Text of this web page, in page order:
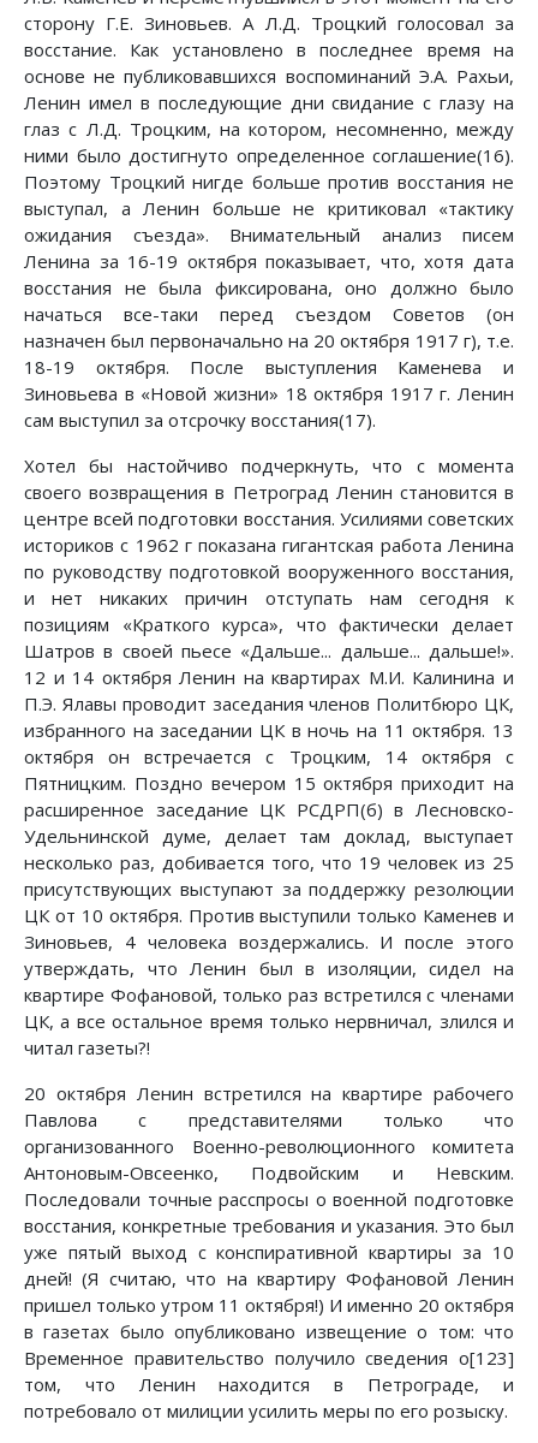
сторону Г.Е. Зиновьев. А Л.Д. Троцкий голосовал за
восстание. Как установлено в последнее время на
основе не публиковавшихся воспоминаний Э.А. Рахьи,
Ленин имел в последующие дни свидание с глазу на
глаз с Л.Д. Троцким, на котором, несомненно, между
ними было достигнуто определенное соглашение(16).
Поэтому Троцкий нигде больше против восстания не
выступал, а Ленин больше не критиковал «тактику
ожидания съезда». Внимательный анализ писем
Ленина за 16-19 октября показывает, что, хотя дата
восстания не была фиксирована, оно должно было
начаться все-таки перед съездом Советов (он
назначен был первоначально на 20 октября 1917 г), т.е.
18-19 октября. После выступления Каменева и
Зиновьева в «Новой жизни» 18 октября 1917 г. Ленин
сам выступил за отсрочку восстания(17).
Хотел бы настойчиво подчеркнуть, что с момента
своего возвращения в Петроград Ленин становится в
центре всей подготовки восстания. Усилиями советских
историков с 1962 г показана гигантская работа Ленина
по руководству подготовкой вооруженного восстания,
и нет никаких причин отступать нам сегодня к
позициям «Краткого курса», что фактически делает
Шатров в своей пьесе «Дальше... дальше... дальше!».
12 и 14 октября Ленин на квартирах М.И. Калинина и
П.Э. Ялавы проводит заседания членов Политбюро ЦК,
избранного на заседании ЦК в ночь на 11 октября. 13
октября он встречается с Троцким, 14 октября с
Пятницким. Поздно вечером 15 октября приходит на
расширенное заседание ЦК РСДРП(б) в Лесновско-
Удельнинской думе, делает там доклад, выступает
несколько раз, добивается того, что 19 человек из 25
присутствующих выступают за поддержку резолюции
ЦК от 10 октября. Против выступили только Каменев и
Зиновьев, 4 человека воздержались. И после этого
утверждать, что Ленин был в изоляции, сидел на
квартире Фофановой, только раз встретился с членами
ЦК, а все остальное время только нервничал, злился и
читал газеты?!
20 октября Ленин встретился на квартире рабочего
Павлова с представителями только что
организованного Военно-революционного комитета
Антоновым-Овсеенко, Подвойским и Невским.
Последовали точные расспросы о военной подготовке
восстания, конкретные требования и указания. Это был
уже пятый выход с конспиративной квартиры за 10
дней! (Я считаю, что на квартиру Фофановой Ленин
пришел только утром 11 октября!) И именно 20 октября
в газетах было опубликовано извещение о том: что
Временное правительство получило сведения о[123]
том, что Ленин находится в Петрограде, и
потребовало от милиции усилить меры по его розыску.